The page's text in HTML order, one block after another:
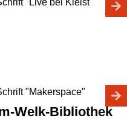
Welk-Bibliothek